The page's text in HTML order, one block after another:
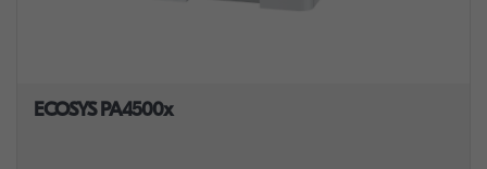
ECOSYS PA4500x